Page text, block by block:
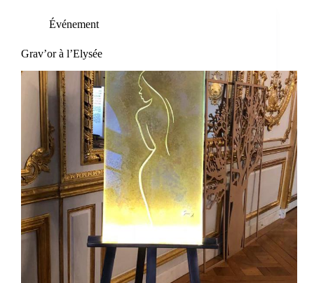
Événement
Grav’or à l’Elysée